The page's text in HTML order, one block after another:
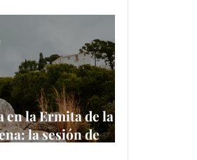
al
en la Ermita de la
la sesión de